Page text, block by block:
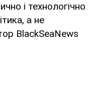
і технологічно
а не
BlackSeaNews